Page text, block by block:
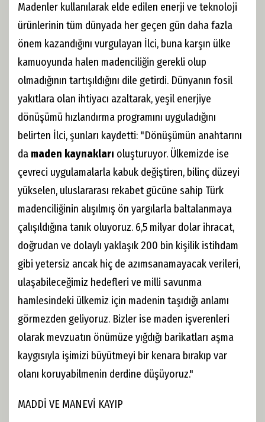
Madenler kullanılarak elde edilen enerji ve teknoloji
ürünlerinin tüm dünyada her geçen gün daha fazla
önem kazandığını vurgulayan İlci, buna karşın ülke
kamuoyunda halen madenciliğin gerekli olup
olmadığının tartışıldığını dile getirdi. Dünyanın fosil
yakıtlara olan ihtiyacı azaltarak, yeşil enerjiye
dönüşümü hızlandırma programını uyguladığını
belirten İlci, şunları kaydetti: "Dönüşümün anahtarını
da maden kaynakları oluşturuyor. Ülkemizde ise
çevreci uygulamalarla kabuk değiştiren, bilinç düzeyi
yükselen, uluslararası rekabet gücüne sahip Türk
madenciliğinin alışılmış ön yargılarla baltalanmaya
çalışıldığına tanık oluyoruz. 6,5 milyar dolar ihracat,
doğrudan ve dolaylı yaklaşık 200 bin kişilik istihdam
gibi yetersiz ancak hiç de azımsanamayacak verileri,
ulaşabileceğimiz hedefleri ve milli savunma
hamlesindeki ülkemiz için madenin taşıdığı anlamı
görmezden geliyoruz. Bizler ise maden işverenleri
olarak mevzuatın önümüze yığdığı barikatları aşma
kaygısıyla işimizi büyütmeyi bir kenara bırakıp var
olanı koruyabilmenin derdine düşüyoruz."
MADDİ VE MANEVİ KAYIP